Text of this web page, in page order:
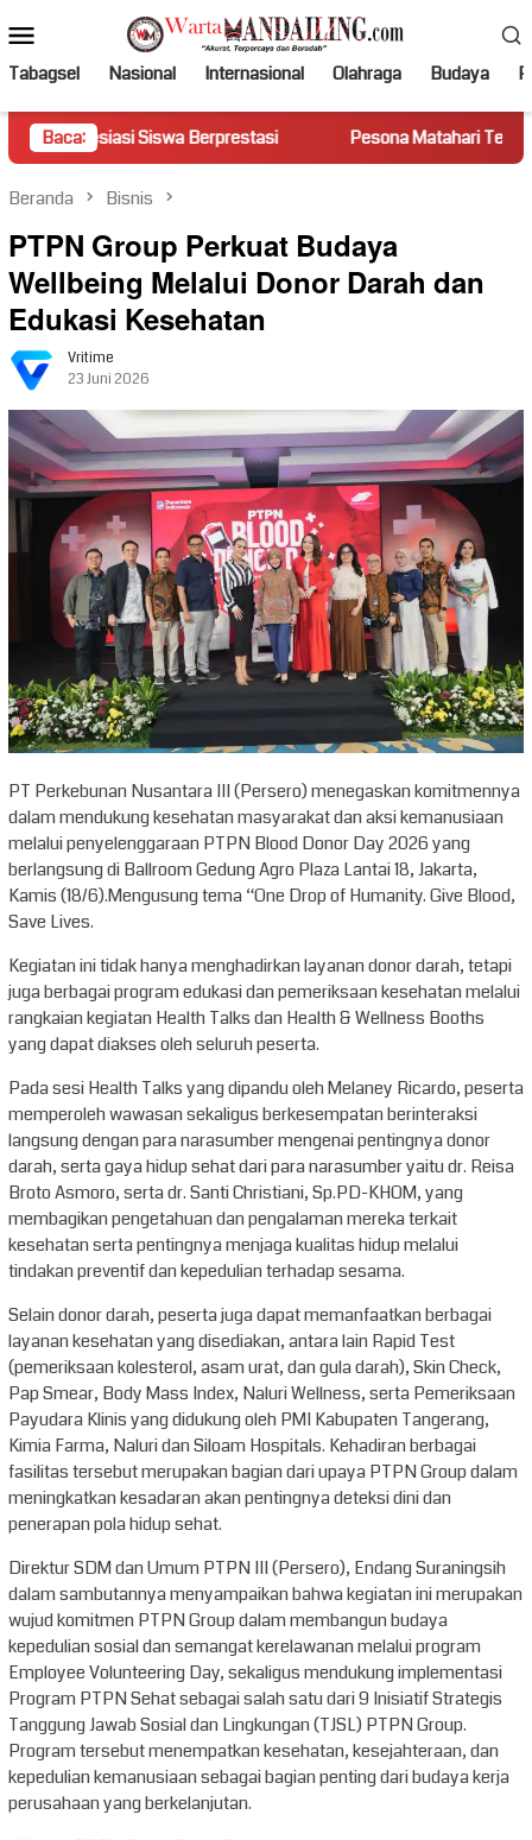
ke
kontenMobile
Tabagsel Nasional Internasional Olahraga Budaya
Baca:
Siswa Berprestasi Pesona Matahari Terbenam di
Beranda Bisnis
PTPN Group Perkuat Budaya
Wellbeing Melalui Donor Darah dan
Edukasi Kesehatan
Vritime
23 Juni 2026
PT Perkebunan Nusantara III (Persero) menegaskan komitmennya
dalam mendukung kesehatan masyarakat dan aksi kemanusiaan
melalui penyelenggaraan PTPN Blood Donor Day 2026 yang
berlangsung di Ballroom Gedung Agro Plaza Lantai 18, Jakarta,
Kamis (18/6).Mengusung tema “One Drop of Humanity. Give Blood,
Save Lives.
Kegiatan ini tidak hanya menghadirkan layanan donor darah, tetapi
juga berbagai program edukasi dan pemeriksaan kesehatan melalui
rangkaian kegiatan Health Talks dan Health & Wellness Booths
yang dapat diakses oleh seluruh peserta.
Pada sesi Health Talks yang dipandu oleh Melaney Ricardo, peserta
memperoleh wawasan sekaligus berkesempatan berinteraksi
langsung dengan para narasumber mengenai pentingnya donor
darah, serta gaya hidup sehat dari para narasumber yaitu dr. Reisa
Broto Asmoro, serta dr. Santi Christiani, Sp.PD-KHOM, yang
membagikan pengetahuan dan pengalaman mereka terkait
kesehatan serta pentingnya menjaga kualitas hidup melalui
tindakan preventif dan kepedulian terhadap sesama.
Selain donor darah, peserta juga dapat memanfaatkan berbagai
layanan kesehatan yang disediakan, antara lain Rapid Test
(pemeriksaan kolesterol, asam urat, dan gula darah), Skin Check,
Pap Smear, Body Mass Index, Naluri Wellness, serta Pemeriksaan
Payudara Klinis yang didukung oleh PMI Kabupaten Tangerang,
Kimia Farma, Naluri dan Siloam Hospitals. Kehadiran berbagai
fasilitas tersebut merupakan bagian dari upaya PTPN Group dalam
meningkatkan kesadaran akan pentingnya deteksi dini dan
penerapan pola hidup sehat.
Direktur SDM dan Umum PTPN III (Persero), Endang Suraningsih
dalam sambutannya menyampaikan bahwa kegiatan ini merupakan
wujud komitmen PTPN Group dalam membangun budaya
kepedulian sosial dan semangat kerelawanan melalui program
Employee Volunteering Day, sekaligus mendukung implementasi
Program PTPN Sehat sebagai salah satu dari 9 Inisiatif Strategis
Tanggung Jawab Sosial dan Lingkungan (TJSL) PTPN Group.
Program tersebut menempatkan kesehatan, kesejahteraan, dan
kepedulian kemanusiaan sebagai bagian penting dari budaya kerja
perusahaan yang berkelanjutan.